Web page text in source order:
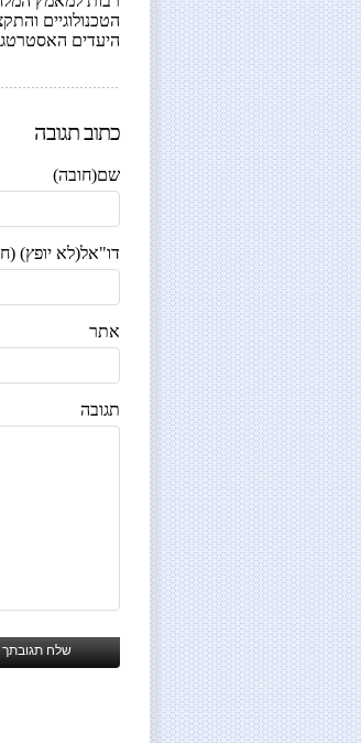
הטכנולוגיים
היעדים
כתוב תגובה
שם(חובה)
דו"אל(לא יופץ)
אתר
תגובה